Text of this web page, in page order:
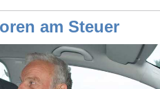
am Steuer